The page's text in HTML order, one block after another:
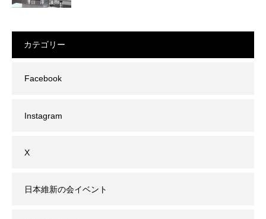
カテゴリー
Facebook
Instagram
X
日本維新の会イベント